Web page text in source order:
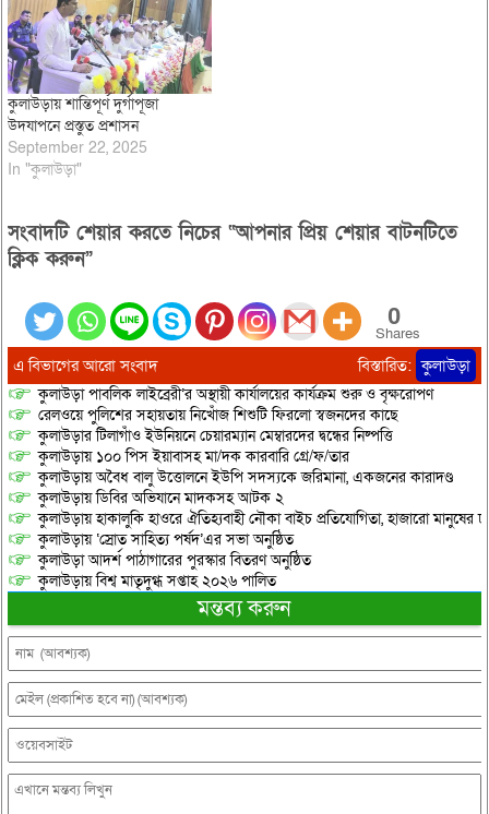
কুলাউড়ায় শান্তিপূর্ণ দুর্গাপূজা
উদযাপনে প্রস্তুত প্রশাসন
September 22, 2025
In "কুলাউড়া"
সংবাদটি শেয়ার করতে নিচের “আপনার প্রিয় শেয়ার বাটনটিতে
ক্লিক করুন”
0
Shares
এ বিভাগের আরো সংবাদ বিস্তারিত: কুলাউড়া
কুলাউড়া পাবলিক লাইব্রেরী’র অস্থায়ী কার্যালয়ের কার্যক্রম শুরু ও বৃক্ষরোপণ
রেলওয়ে পুলিশের সহায়তায় নিখোঁজ শিশুটি ফিরলো স্বজনদের কাছে
কুলাউড়ার টিলাগাঁও ইউনিয়নে চেয়ারম্যান মেম্বারদের দ্বন্ধের নিষ্পত্তি
কুলাউড়ায় ১০০ পিস ইয়াবাসহ মা/দক কারবারি গ্রে/ফ/তার
কুলাউড়ায় অবৈধ বালু উত্তোলনে ইউপি সদস্যকে জরিমানা, একজনের কারাদণ্ড
কুলাউড়ায় ডিবির অভিযানে মাদকসহ আটক ২
কুলাউড়ায় হাকালুকি হাওরে ঐতিহ্যবাহী নৌকা বাইচ প্রতিযোগিতা, হাজারো মানুষের
কুলাউড়ায় ‘স্রোত সাহিত্য পর্ষদ’এর সভা অনুষ্ঠিত
কুলাউড়া আদর্শ পাঠাগারের পুরস্কার বিতরণ অনুষ্ঠিত
কুলাউড়ায় বিশ্ব মাতৃদুগ্ধ সপ্তাহ ২০২৬ পালিত
মন্তব্য করুন